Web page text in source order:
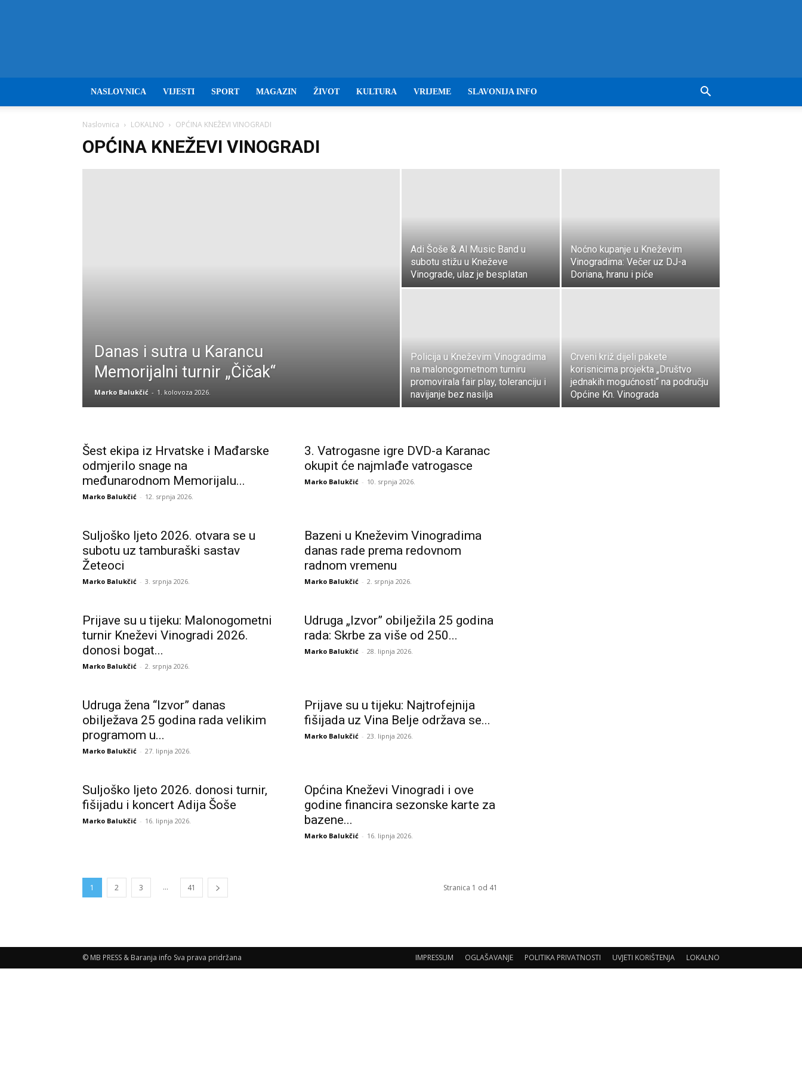
Baranja
NASLOVNICA VIJESTI SPORT MAGAZIN ŽIVOT KULTURA VRIJEME SLAVONIJA INFO
Naslovnica LOKALNO OPĆINA KNEŽEVI VINOGRADI
OPĆINA KNEŽEVI VINOGRADI
Danas i sutra u Karancu
Memorijalni turnir „Čičak“
Marko Balukčić - 1. kolovoza 2026.
Adi Šoše & Al Music Band u
subotu stižu u Kneževe
Vinograde, ulaz je besplatan
Noćno kupanje u Kneževim
Vinogradima: Večer uz DJ-a
Doriana, hranu i piće
Policija u Kneževim Vinogradima
na malonogometnom turniru
promovirala fair play, toleranciju i
navijanje bez nasilja
Crveni križ dijeli pakete
korisnicima projekta „Društvo
jednakih mogućnosti“ na području
Općine Kn. Vinograda
Šest ekipa iz Hrvatske i Mađarske
odmjerilo snage na
međunarodnom Memorijalu...
Marko Balukčić - 12. srpnja 2026.
3. Vatrogasne igre DVD-a Karanac
okupit će najmlađe vatrogasce
Marko Balukčić - 10. srpnja 2026.
Suljoško ljeto 2026. otvara se u
subotu uz tamburaški sastav
Žeteoci
Marko Balukčić - 3. srpnja 2026.
Bazeni u Kneževim Vinogradima
danas rade prema redovnom
radnom vremenu
Marko Balukčić - 2. srpnja 2026.
Prijave su u tijeku: Malonogometni
turnir Kneževi Vinogradi 2026.
donosi bogat...
Marko Balukčić - 2. srpnja 2026.
Udruga „Izvor” obilježila 25 godina
rada: Skrbe za više od 250...
Marko Balukčić - 28. lipnja 2026.
Udruga žena “Izvor” danas
obilježava 25 godina rada velikim
programom u...
Marko Balukčić - 27. lipnja 2026.
Prijave su u tijeku: Najtrofejnija
fišijada uz Vina Belje održava se...
Marko Balukčić - 23. lipnja 2026.
Suljoško ljeto 2026. donosi turnir,
fišijadu i koncert Adija Šoše
Marko Balukčić - 16. lipnja 2026.
Općina Kneževi Vinogradi i ove
godine financira sezonske karte za
bazene...
Marko Balukčić - 16. lipnja 2026.
1 2 3 ... 41 Stranica 1 od 41
IMPRESSUM OGLAŠAVANJE POLITIKA PRIVATNOSTI UVJETI KORIŠTENJA LOKALNO
© MB PRESS & Baranja info Sva prava pridržana